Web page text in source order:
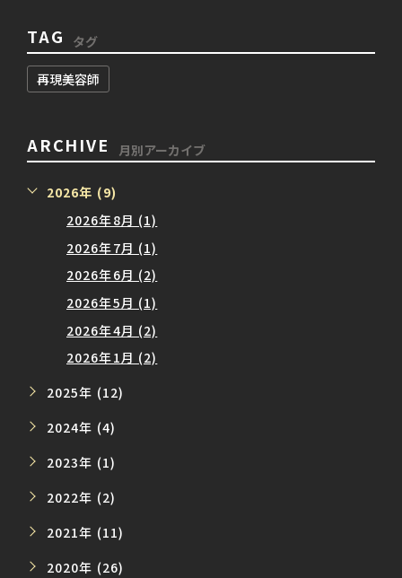
TAG タグ
再現美容師
ARCHIVE 月別アーカイブ
2026年 (9)
2026年8月 (1)
2026年7月 (1)
2026年6月 (2)
2026年5月 (1)
2026年4月 (2)
2026年1月 (2)
2025年 (12)
2024年 (4)
2023年 (1)
2022年 (2)
2021年 (11)
2020年 (26)